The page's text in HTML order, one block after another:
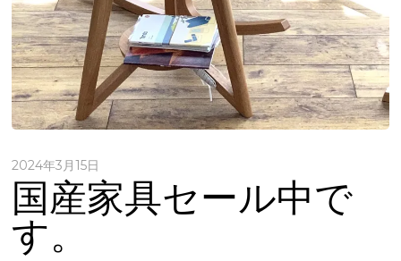
2024年3月15日
国産家具セール中で
す。